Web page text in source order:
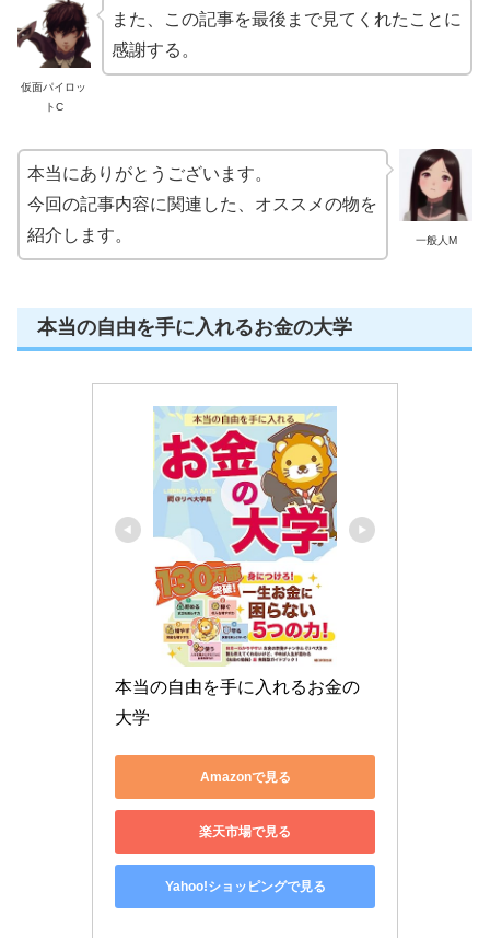
仮面パイロッ
トC
また、この記事を最後まで見てくれたことに
感謝する。
一般人M
本当にありがとうございます。
今回の記事内容に関連した、オススメの物を
紹介します。
本当の自由を手に入れるお金の大学
本当の自由を手に入れるお金の
大学
Amazonで見る
楽天市場で見る
Yahoo!ショッピングで見る